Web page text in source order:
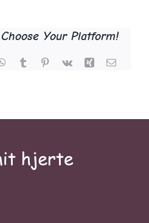
Your Platform!
WhatsApp
TumblrPinterest
Vk Xing E-